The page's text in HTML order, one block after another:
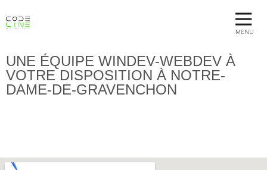
MENU
UNE ÉQUIPE WINDEV-WEBDEV À
VOTRE DISPOSITION À NOTRE-
DAME-DE-GRAVENCHON